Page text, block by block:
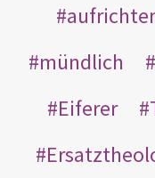
mündlich
Eiferer